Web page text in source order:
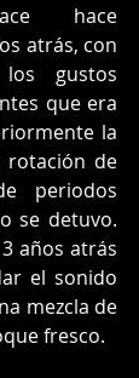
hace
atrás, con
gustos
que era
la
rotación de
periodos
se detuvo.
años atrás
el sonido
mezcla de
fresco.